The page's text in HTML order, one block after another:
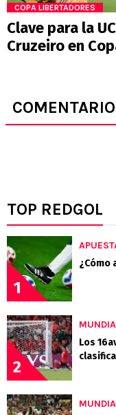
COPA LIBERTADORES
Clave para la
Cruzeiro en
TOP REDGOL
1
¿Cómo
2
Los